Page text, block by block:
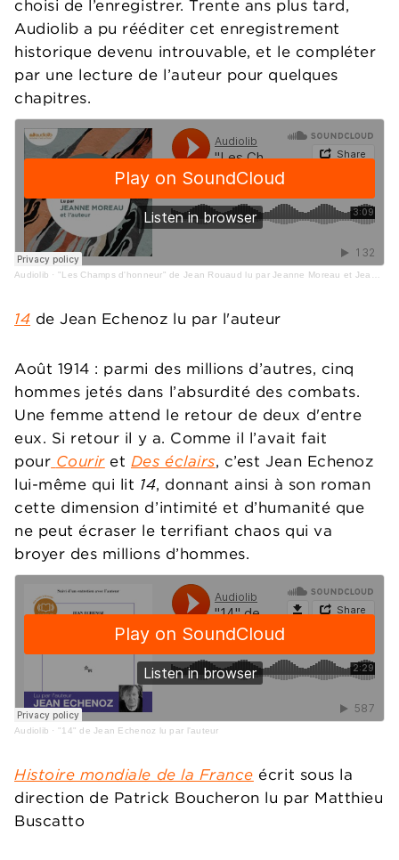
choisi de l’enregistrer. Trente ans plus tard,
Audiolib a pu rééditer cet enregistrement
historique devenu introuvable, et le compléter
par une lecture de l’auteur pour quelques
chapitres.
Audiolib · "Les Champs d'honneur" de Jean Rouaud lu par Jeanne Moreau et Jean Rouaud
14 de Jean Echenoz lu par l'auteur
Août 1914 : parmi des millions d’autres, cinq
hommes jetés dans l’absurdité des combats.
Une femme attend le retour de deux d'entre
eux. Si retour il y a. Comme il l’avait fait
pour Couriret Des éclairs, c’est Jean Echenoz
lui-même qui lit 14, donnant ainsi à son roman
cette dimension d’intimité et d’humanité que
ne peut écraser le terrifiant chaos qui va
broyer des millions d’hommes.
Audiolib · "14" de Jean Echenoz lu par l'auteur
Histoire mondiale de la France écrit sous la
direction de Patrick Boucheron lu par Matthieu
Buscatto